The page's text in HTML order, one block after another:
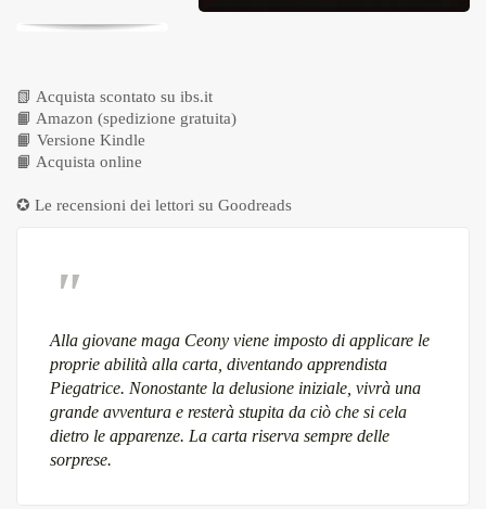
📗 Acquista scontato su ibs.it
📙 Amazon (spedizione gratuita)
📙 Versione Kindle
📙 Acquista online
✪ Le recensioni dei lettori su Goodreads
Alla giovane maga Ceony viene imposto di applicare le
proprie abilità alla carta, diventando apprendista
Piegatrice. Nonostante la delusione iniziale, vivrà una
grande avventura e resterà stupita da ciò che si cela
dietro le apparenze. La carta riserva sempre delle
sorprese.